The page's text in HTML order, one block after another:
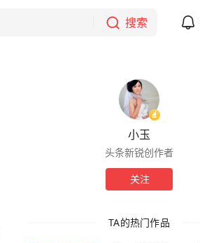
搜索
小玉
头条新锐创作者
关注
TA的热门作品